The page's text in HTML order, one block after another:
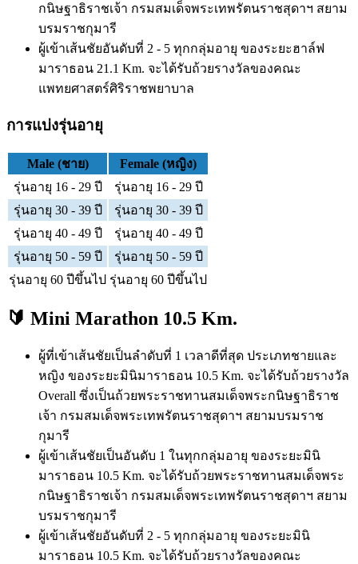
กนิษฐาธิราชเจ้า กรมสมเด็จพระเทพรัตนราชสุดาฯ สยาม
บรมราชกุมารี
ผู้เข้าเส้นชัยอันดับที่ 2 - 5 ทุกกลุ่มอายุ ของระยะฮาล์ฟ
มาราธอน 21.1 Km. จะได้รับถ้วยรางวัลของคณะ
แพทยศาสตร์ศิริราชพยาบาล
การแบ่งรุ่นอายุ
Male (ชาย)
Female (หญิง)
รุ่นอายุ 16 - 29 ปี
รุ่นอายุ 16 - 29 ปี
รุ่นอายุ 30 - 39 ปี
รุ่นอายุ 30 - 39 ปี
รุ่นอายุ 40 - 49 ปี
รุ่นอายุ 40 - 49 ปี
รุ่นอายุ 50 - 59 ปี
รุ่นอายุ 50 - 59 ปี
รุ่นอายุ 60 ปีขึ้นไป รุ่นอายุ 60 ปีขึ้นไป
🔰 Mini Marathon 10.5 Km.
ผู้ที่เข้าเส้นชัยเป็นลำดับที่ 1 เวลาดีที่สุด ประเภทชายและ
หญิง ของระยะมินิมาราธอน 10.5 Km. จะได้รับถ้วยรางวัล
Overall ซึ่งเป็นถ้วยพระราชทานสมเด็จพระกนิษฐาธิราช
เจ้า กรมสมเด็จพระเทพรัตนราชสุดาฯ สยามบรมราช
กุมารี
ผู้เข้าเส้นชัยเป็นอันดับ 1 ในทุกกลุ่มอายุ ของระยะมินิ
มาราธอน 10.5 Km. จะได้รับถ้วยพระราชทานสมเด็จพระ
กนิษฐาธิราชเจ้า กรมสมเด็จพระเทพรัตนราชสุดาฯ สยาม
บรมราชกุมารี
ผู้เข้าเส้นชัยอันดับที่ 2 - 5 ทุกกลุ่มอายุ ของระยะมินิ
มาราธอน 10.5 Km. จะได้รับถ้วยรางวัลของคณะ